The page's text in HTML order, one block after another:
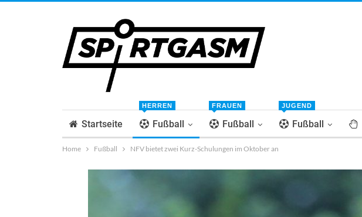
Startseite Fußball
HERREN
Fußball
FRAUEN
Fußball
JUGEND
Home Fußball NFV bietet zwei Kurz-Schulungen im Oktober an